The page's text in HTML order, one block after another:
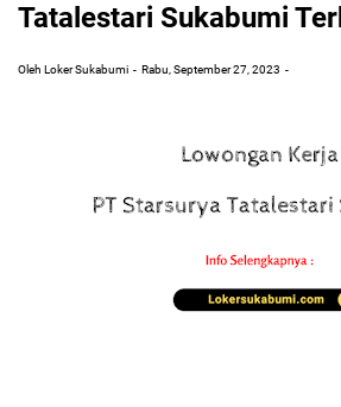
Tatalestari Sukabumi
Oleh Loker Sukabumi Rabu, September 27, 2023